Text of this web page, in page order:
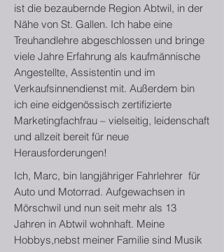
ist die bezaubernde Region Abtwil, in der
Nähe von St. Gallen. Ich habe eine
Treuhandlehre abgeschlossen und bringe
viele Jahre Erfahrung als kaufmännische
Angestellte, Assistentin und im
Verkaufsinnendienst mit. Außerdem bin
ich eine eidgenössisch zertifizierte
Marketingfachfrau – vielseitig, leidenschaft
und allzeit bereit für neue
Herausforderungen!
Ich, Marc, bin langjähriger Fahrlehrer für
Auto und Motorrad. Aufgewachsen in
Mörschwil und nun seit mehr als 13
Jahren in Abtwil wohnhaft. Meine
Hobbys,nebst meiner Familie sind Musik